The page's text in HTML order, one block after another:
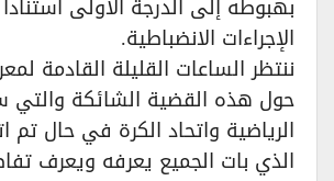
بهبوطه إلى الدرجة الأولى
الإجراءات الانضباطية.
ننتظر الساعات القليلة القادمة
حول هذه القضية الشائكة والتي
الرياضية واتحاد الكرة في حال تم
الذي بات الجميع يعرفه ويعرف